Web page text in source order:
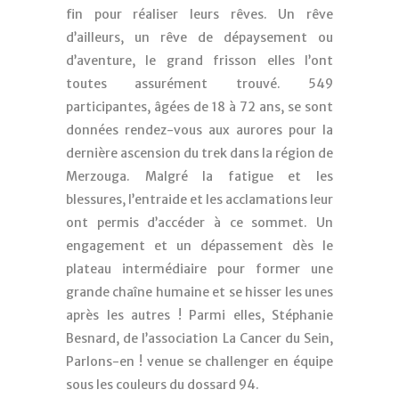
fin pour réaliser leurs rêves. Un rêve
d’ailleurs, un rêve de dépaysement ou
d’aventure, le grand frisson elles l’ont
toutes assurément trouvé. 549
participantes, âgées de 18 à 72 ans, se sont
données rendez-vous aux aurores pour la
dernière ascension du trek dans la région de
Merzouga. Malgré la fatigue et les
blessures, l’entraide et les acclamations leur
ont permis d’accéder à ce sommet. Un
engagement et un dépassement dès le
plateau intermédiaire pour former une
grande chaîne humaine et se hisser les unes
après les autres ! Parmi elles, Stéphanie
Besnard, de l’association La Cancer du Sein,
Parlons-en ! venue se challenger en équipe
sous les couleurs du dossard 94.